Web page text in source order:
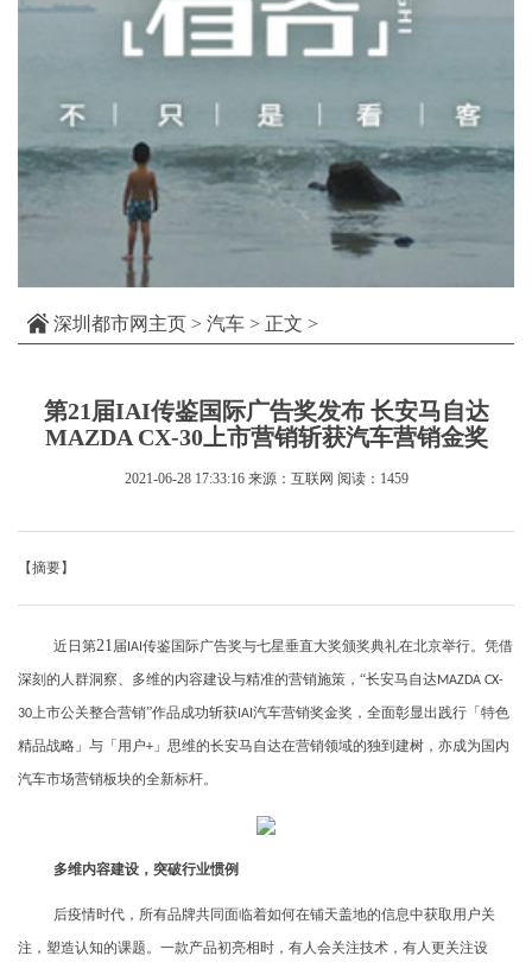
深圳都市网主页 > 汽车 > 正文 >
第21届IAI传鉴国际广告奖发布 长安马自达
MAZDA CX-30上市营销斩获汽车营销金奖
2021-06-28 17:33:16 来源：互联网 阅读：1459
【摘要】
近日第21届 IAI 传鉴国际广告奖与七星垂直大奖颁奖典礼在北京举行。凭借
深刻的人群洞察、多维的内容建设与精准的营销施策，“长安马自达MAZDA CX-
30上市公关整合营销”作品成功斩获 IAI 汽车营销奖金奖，全面彰显出践行「特色
精品战略」与「用户+ 」思维的长安马自达在营销领域的独到建树，亦成为国内
汽车市场营销板块的全新标杆。
多维内容建设，突破行业惯例
后疫情时代，所有品牌共同面临着如何在铺天盖地的信息中获取用户关
注，塑造认知的课题。一款产品初亮相时，有人会关注技术，有人更关注设